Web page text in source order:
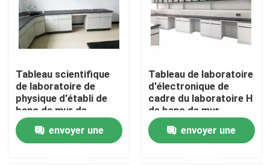
Contactez-nous
Cas
Meubles modernes de laboratoire
Meubles de laboratoire d'école
Tableau scientifique
de laboratoire de
physique d'établi de
banc de mur de
laboratoire
d'universitéenvoyer une
Tableau de laboratoire
d'électronique de
cadre du laboratoire H
de banc de mur
d'école avec le
support de réactif
envoyer une